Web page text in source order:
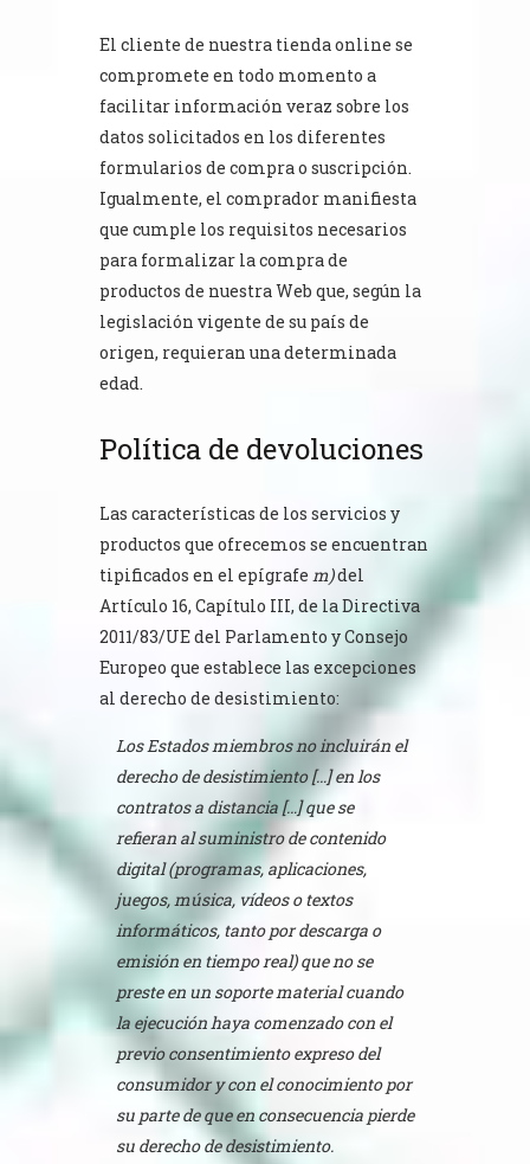
El cliente de nuestra tienda online se
compromete en todo momento a
facilitar información veraz sobre los
datos solicitados en los diferentes
formularios de compra o suscripción.
Igualmente, el comprador manifiesta
que cumple los requisitos necesarios
para formalizar la compra de
productos de nuestra Web que, según la
legislación vigente de su país de
origen, requieran una determinada
edad.
Política de devoluciones
Las características de los servicios y
productos que ofrecemos se encuentran
tipificados en el epígrafe m)del
Artículo 16, Capítulo III, de la Directiva
2011/83/UE del Parlamento y Consejo
Europeo que establece las excepciones
al derecho de desistimiento:
Los Estados miembros no incluirán el
derecho de desistimiento […] en los
contratos a distancia […] que se
refieran al suministro de contenido
digital (programas, aplicaciones,
juegos, música, vídeos o textos
informáticos, tanto por descarga o
emisión en tiempo real) que no se
preste en un soporte material cuando
la ejecución haya comenzado con el
previo consentimiento expreso del
consumidor y con el conocimiento por
su parte de que en consecuencia pierde
su derecho de desistimiento.